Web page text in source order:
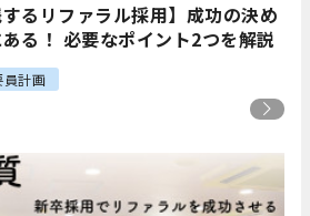
するリファラル採用】成功の決め
る！ 必要なポイント2つを解説
員計画